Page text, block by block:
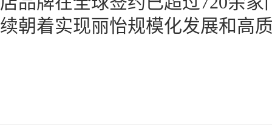
续朝着实现丽怡规模化发展和高